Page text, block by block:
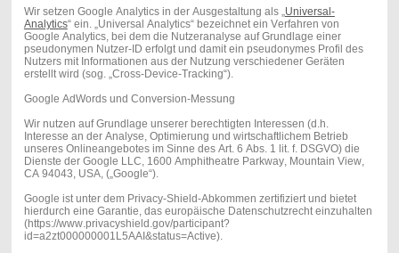
Wir setzen Google Analytics in der Ausgestaltung als „ Universal-
Analytics“ ein. „Universal Analytics“ bezeichnet ein Verfahren von
Google Analytics, bei dem die Nutzeranalyse auf Grundlage einer
pseudonymen Nutzer-ID erfolgt und damit ein pseudonymes Profil des
Nutzers mit Informationen aus der Nutzung verschiedener Geräten
erstellt wird (sog. „Cross-Device-Tracking“).
Google AdWords und Conversion-Messung
Wir nutzen auf Grundlage unserer berechtigten Interessen (d.h.
Interesse an der Analyse, Optimierung und wirtschaftlichem Betrieb
unseres Onlineangebotes im Sinne des Art. 6 Abs. 1 lit. f. DSGVO) die
Dienste der Google LLC, 1600 Amphitheatre Parkway, Mountain View,
CA 94043, USA, („Google“).
Google ist unter dem Privacy-Shield-Abkommen zertifiziert und bietet
hierdurch eine Garantie, das europäische Datenschutzrecht einzuhalten
(https://www.privacyshield.gov/participant?
id=a2zt000000001L5AAI&status=Active).